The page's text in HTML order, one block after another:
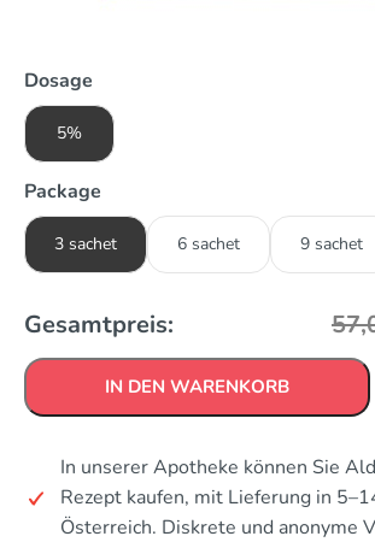
Dosage
5%
Package
3 sachet 6 sachet 9 sachet
Gesamtpreis:
IN DEN WARENKORB
In unserer Apotheke können Sie
Rezept kaufen, mit Lieferung in
Österreich. Diskrete und anonyme